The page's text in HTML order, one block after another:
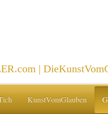
|
KunstVomGlauben